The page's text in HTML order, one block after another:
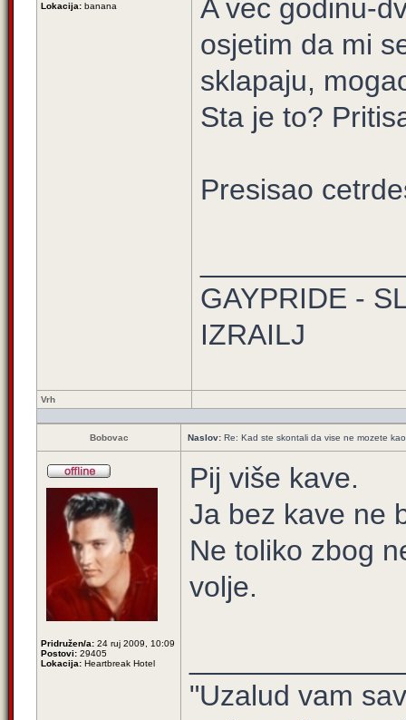
Lokacija: banana
A vec godinu-
osjetim da mi
sklapaju,
Sta je to?
Presisao
GAYPRIDE -
IZRAILJ
Vrh
Bobovac Naslov: Re: Kad ste skontali da vise ne mozete
Pridružen/a: 24 ruj 2009, 10:09
Postovi: 29405
Lokacija: Heartbreak Hotel
Pij više kave.
Ja bez kave ne
Ne toliko zbog
volje.
"Uzalud vam